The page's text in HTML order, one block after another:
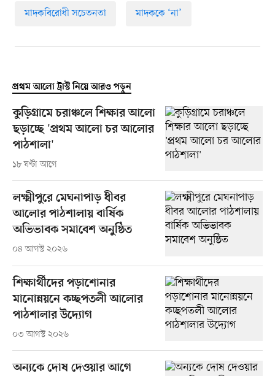
মাদকবিরোধী সচেতনতা মাদককে ‘না’
প্রথম আলো ট্রাস্ট নিয়ে আরও পড়ুন
কুড়িগ্রামে চরাঞ্চলে শিক্ষার আলো
ছড়াচ্ছে 'প্রথম আলো চর আলোর
পাঠশালা'
১৮ ঘণ্টা আগে
লক্ষ্মীপুরে মেঘনাপাড় ধীবর
আলোর পাঠশালায় বার্ষিক
অভিভাবক সমাবেশ অনুষ্ঠিত
০৪ আগস্ট ২০২৬
শিক্ষার্থীদের পড়াশোনার
মানোন্নয়নে কচ্ছপতলী আলোর
পাঠশালার উদ্যোগ
০৩ আগস্ট ২০২৬
অন্যকে দোষ দেওয়ার আগে